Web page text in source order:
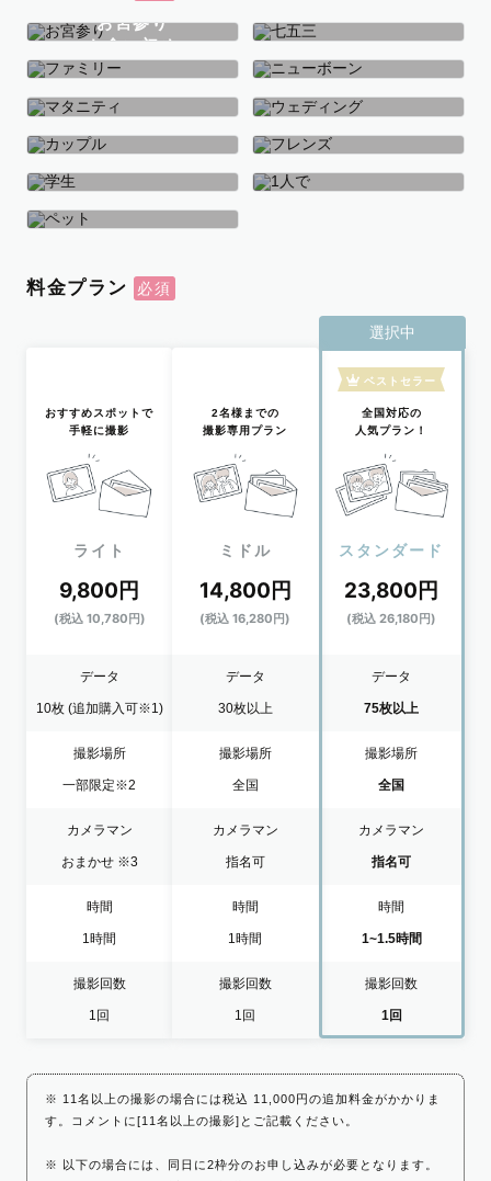
お宮参り
お食い初め
七五三
ファミリー ニューボーン
マタニティ ウェディング
カップル フレンズ
学生
料金プラン
おすすめスポットで
手軽に撮影
ライト
9,800円
(税込 10,780円)
データ
10枚 (追加購入可※1)
撮影場所
一部限定※2
カメラマン
おまかせ ※3
時間
1時間
撮影回数
1回
2名様までの
撮影専用プラン
ミドル
14,800円
(税込 16,280円)
データ
30枚以上
撮影場所
全国
カメラマン
指名可
時間
1時間
撮影回数
1回
選択中
ベストセラー
全国対応の
人気プラン！
スタンダード
23,800円
(税込 26,180円)
データ
75枚以上
撮影場所
全国
カメラマン
指名可
時間
1~1.5時間
撮影回数
1回
※ 11名以上の撮影の場合には税込 11,000円の追加料金がかかりま
す。コメントに[11名以上の撮影]とご記載ください。
※ 以下の場合には、同日に2枠分のお申し込みが必要となります。